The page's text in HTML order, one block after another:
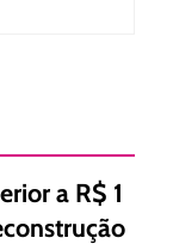
a R$ 1